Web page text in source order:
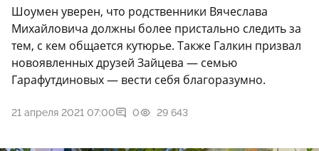
Шоумен уверен, что родственники Вячеслава
Михайловича должны более пристально следить за
тем, с кем общается кутюрье. Также Галкин призвал
новоявленных друзей Зайцева — семью
Гарафутдиновых — вести себя благоразумно.
21 апреля 2021 07:00 0 29 643